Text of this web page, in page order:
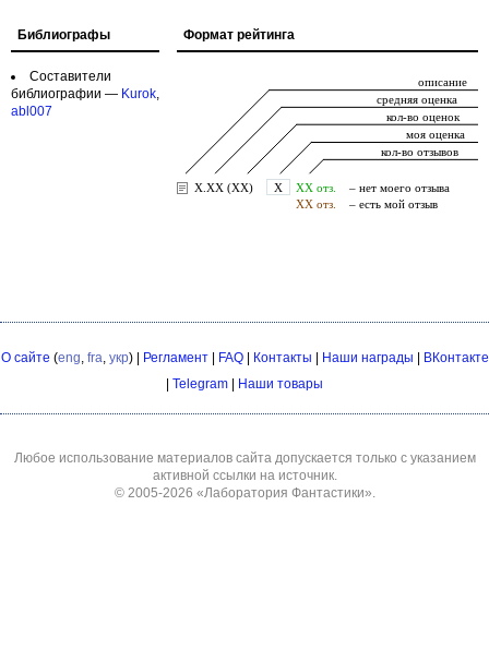
Формат рейтинга
Библиографы
Составители
библиографии — Kurok,
abl007
О сайте (eng, fra, укр) | Регламент| FAQ| Контакты Наши награды
ВКонтакте
Telegram Наши товары
Любое использование материалов сайта допускается только с указанием
активной ссылки на источник.
© 2005-2026 «Лаборатория Фантастики».